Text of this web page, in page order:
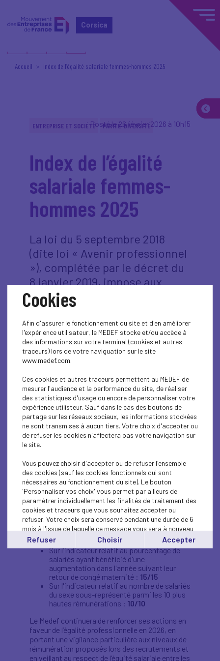
Corsica
Accueil Index de l’égalité salariale femmes-hommes 2025
Posté le 26 février 2026 à 10h15
ENTREPRISE ET SOCIÉTÉ PARITÉ-DIVERSITÉ
Index de l’égalité
salariale femmes-
hommes 2025
La loi du 5 septembre 2018
(dite loi « Avenir professionnel
»), complétée par le décret du
8 janvier 2019, impose aux
employeurs un dispositif
visant à supprimer les écarts
de rémunération entre les
femmes et les hommes. Dans
ce contexte, il est demandé
aux entreprises d'au moins 50
salariés de s'évaluer chaque
année dans le domaine de
l'égalité professionnelle et
ainsi de calculer l'index de
l'égalité femmes-hommes.
Au titre de l'année 2025, le Medef a obtenu le
score de 91 sur 100à l'index égalité Femmes-
Hommes.
Cet index mesure 4 indicateurs :
Sur l'indicateur relatif à l'écart de
rémunération :31/40
Sur l'indicateur relatif à l'écart de taux
d'augmentations individuelles :
35/35
Sur l'indicateur relatif au pourcentage de
salariés ayant bénéficié d'une
augmentation dans l'année suivant leur
retour de congé maternité : 15/15
Sur l'indicateur relatif au nombre de salariés
du sexe sous-représenté parmi les 10 plus
hautes rémunérations : 10/10
Le Medef continuera de renforcer ses actions en
faveur de l’égalité professionnelle en 2026, en
portant une vigilance particulière aux niveaux de
rémunération proposés lors des recrutements et
en veillant au respect de l’équité salariale entre les
Cookies
Afin d'assurer le fonctionnement du site et d'en améliorer
l'expérience utilisateur, le MEDEF stocke et/ou accède à
des informations sur votre terminal (cookies et autres
traceurs) lors de votre naviguation sur le site
www.medef.com.
Ces cookies et autres traceurs permettent au MEDEF de
mesurer l'audience et la performance du site, de réaliser
des statistiques d'usage ou encore de personnaliser votre
expérience utilisteur. Sauf dans le cas des boutons de
partage sur les réseaux sociaux, les informations stockées
ne sont transmises à aucun tiers. Votre choix d'accepter ou
de refuser les cookies n'affectera pas votre navigation sur
le site.
Vous pouvez choisir d'accepter ou de refuser l'ensemble
des cookies (sauf les cookies fonctionnels qui sont
nécessaires au fonctionnement du site). Le bouton
'Personnaliser vos choix' vous permet par ailleurs de
paramétrer individuellement les finalités de traitement des
cookies et traceurs que vous souhaitez accepter ou
refuser. Votre choix sera conservé pendant une durée de 6
mois à l'issue de laquelle ce message vous sera à nouveau
affiché..
Vous pouvez modifier votre choix à tout moment en
cliquant sur le lien 'cookies'en bas de page.
Refuser Choisir Accepter